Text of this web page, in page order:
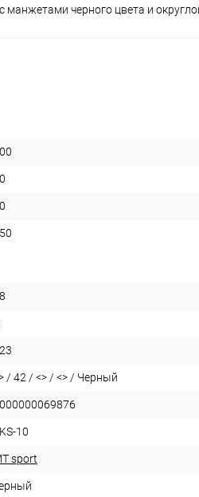
черного цвета и
/ 42 / <> / <> / Черный
10
sport